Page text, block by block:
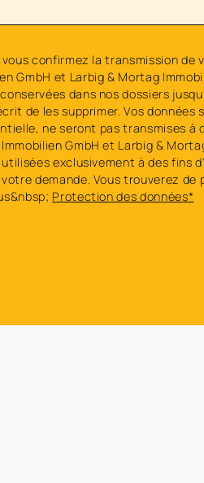
confirmez la transmission de
GmbH et Larbig & Mortag
dans nos dossiers
de les supprimer. Vos
ne seront pas transmises à
GmbH et Larbig &
exclusivement à des fins
demande. Vous trouverez de
Protection des données*